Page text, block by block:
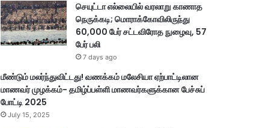
செயுட்டா எல்லையில் வரலாறு காணாத
நெருக்கடி; மொராக்கோவிலிருந்து
60,000 பேர் சட்டவிரோத நுழைவு, 57
பேர் பலி
7 days ago
மீண்டும் மலர்ந்துவிட்டது! வணக்கம் மலேசியா ஏற்பாட்டிலான
மாணவர் முழக்கம்- தமிழ்ப்பள்ளி மாணவர்களுக்கான பேச்சுப்
போட்டி 2025
July 15, 2025